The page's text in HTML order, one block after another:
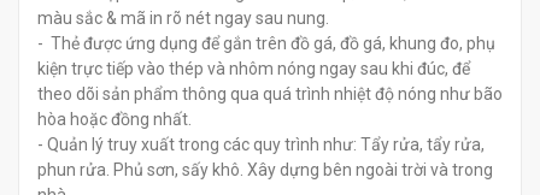
màu sắc & mã in rõ nét ngay sau nung.
- Thẻ được ứng dụng để gắn trên đồ gá, đồ gá, khung đo, phụ
kiện trực tiếp vào thép và nhôm nóng ngay sau khi đúc, để
theo dõi sản phẩm thông qua quá trình nhiệt độ nóng như bão
hòa hoặc đồng nhất.
- Quản lý truy xuất trong các quy trình như: Tẩy rửa, tẩy rửa,
phun rửa. Phủ sơn, sấy khô. Xây dựng bên ngoài trời và trong